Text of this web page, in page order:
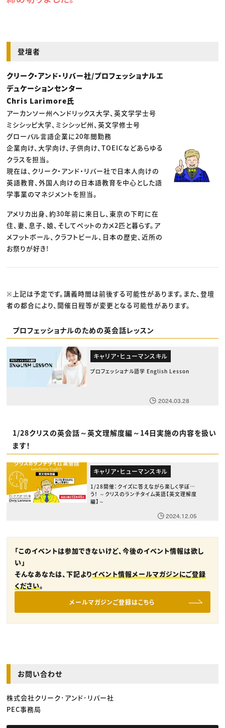
登壇者
クリーク・アンド・リバー社/プロフェッショナルエ
デュケーションセンター
Chris Larimore氏
アーカンソー州ヘンドリックス大学、英文学学士号
ミシシッピ大学、ミシシッピ州、英文学修士号
グローバル言語企業に20年間勤務
企業向け、大学向け、子供向け、TOEICなどあらゆる
クラスを担当。
現在は、クリーク・アンド・リバー社で日本人向けの
英語教育、外国人向けの日本語教育を中心とした語
学事業のマネジメントを担当。
アメリカ出身、約30年前に来日し、東京の下町に在
住、妻、息子、娘、そしてペットのカメ2匹と暮らす。ア
メフットボール、クラフトビール、日本の歴史、近所の
お祭りが好き!
※上記は予定です。講義時間は前後する可能性があります。また、登壇
者の都合により、開催日程等が変更となる可能性があります。
プロフェッショナルのための英会話レッスン
キャリア・ヒューマンスキル
プロフェッショナル語学 English Lesson
2024.03.28
1/28クリスの英会話～英文理解度編～14日実施の内容を扱い
ます！
キャリア・ヒューマンスキル
1/28開催：クイズに答えながら楽しく学ぼ
う！ ～クリスのランチタイム英語【英文理解度
編】～
2024.12.05
「このイベントは参加できないけど、今後のイベント情報は欲し
い」
そんなあなたは、下記よりイベント情報メールマガジンにご登録
ください。
メールマガジンご登録はこちら
お問い合わせ
株式会社クリーク･アンド･リバー社
PEC事務局